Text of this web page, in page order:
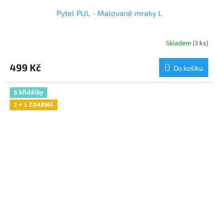
Pytel PUL - Malované mraky L
Skladem (3 ks)
499 Kč Do košíku
S křidélky
2 + 1 ZDARMA